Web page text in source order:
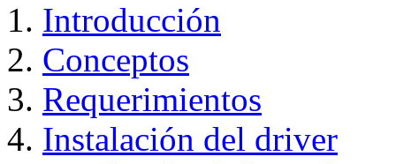
Introducción
Conceptos
Requerimientos
Instalación del driver